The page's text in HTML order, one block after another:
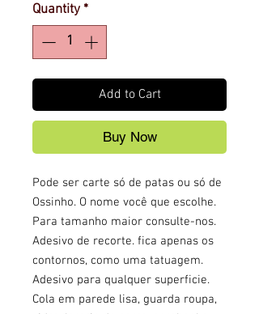
Quantity *
Add to Cart
Buy Now
Pode ser carte só de patas ou só de
Ossinho. O nome você que escolhe.
Para tamanho maior consulte-nos.
Adesivo de recorte. fica apenas os
contornos, como uma tatuagem.
Adesivo para qualquer superficie.
Cola em parede lisa, guarda roupa,